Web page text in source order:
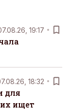
19:17
18:32
для
ищет